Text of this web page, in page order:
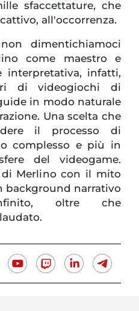
sfaccettature, che
all'occorrenza.
dimentichiamoci
come maestro e
interpretativa, infatti,
di videogiochi di
in modo naturale
Una scelta che
il processo di
complesso e più in
del videogame.
di Merlino con il mito
background narrativo
oltre che